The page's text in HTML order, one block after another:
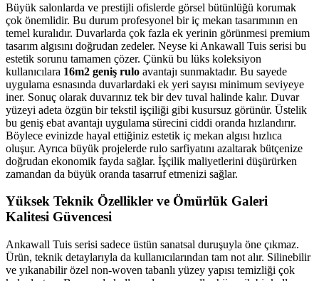
Büyük salonlarda ve prestijli ofislerde görsel bütünlüğü korumak
çok önemlidir. Bu durum profesyonel bir iç mekan tasarımının en
temel kuralıdır. Duvarlarda çok fazla ek yerinin görünmesi premium
tasarım algısını doğrudan zedeler. Neyse ki Ankawall Tuis serisi bu
estetik sorunu tamamen çözer. Çünkü bu lüks koleksiyon
kullanıcılara 16m2 geniş rulo avantajı sunmaktadır. Bu sayede
uygulama esnasında duvarlardaki ek yeri sayısı minimum seviyeye
iner. Sonuç olarak duvarınız tek bir dev tuval halinde kalır. Duvar
yüzeyi adeta özgün bir tekstil işçiliği gibi kusursuz görünür. Üstelik
bu geniş ebat avantajı uygulama sürecini ciddi oranda hızlandırır.
Böylece evinizde hayal ettiğiniz estetik iç mekan algısı hızlıca
oluşur. Ayrıca büyük projelerde rulo sarfiyatını azaltarak bütçenize
doğrudan ekonomik fayda sağlar. İşçilik maliyetlerini düşürürken
zamandan da büyük oranda tasarruf etmenizi sağlar.
Yüksek Teknik Özellikler ve Ömürlük Galeri
Kalitesi Güvencesi
Ankawall Tuis serisi sadece üstün sanatsal duruşuyla öne çıkmaz.
Ürün, teknik detaylarıyla da kullanıcılarından tam not alır. Silinebilir
ve yıkanabilir özel non-woven tabanlı yüzey yapısı temizliği çok